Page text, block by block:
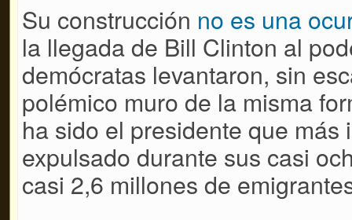
Su construcción no es una
la llegada de Bill Clinton al
demócratas levantaron, sin
polémico muro de la misma
ha sido el presidente que más
expulsado durante sus casi
casi 2,6 millones de